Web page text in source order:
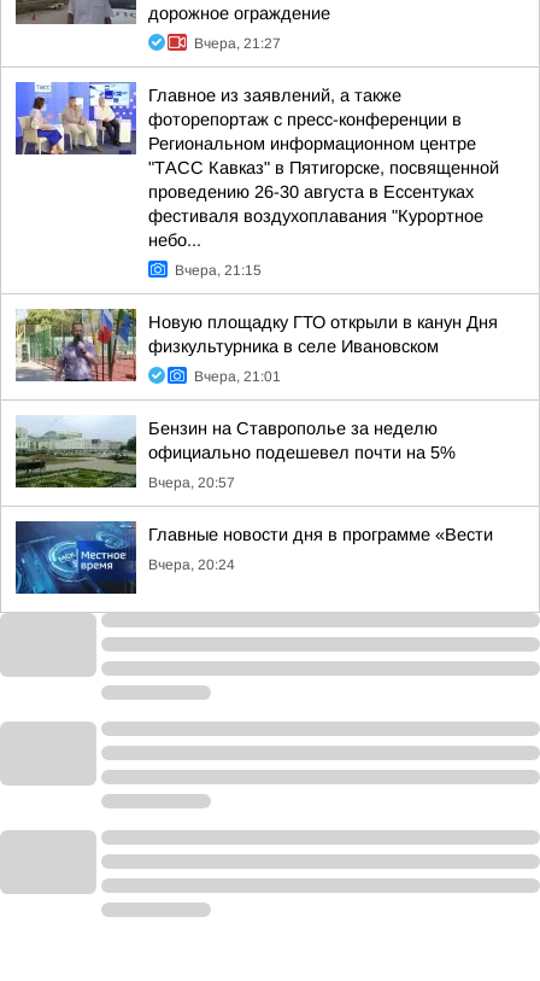
дорожное ограждение
Вчера, 21:27
Главное из заявлений, а также
фоторепортаж с пресс-конференции в
Региональном информационном центре
"ТАСС Кавказ" в Пятигорске, посвященной
проведению 26-30 августа в Ессентуках
фестиваля воздухоплавания "Курортное
небо...
Вчера, 21:15
Новую площадку ГТО открыли в канун Дня
физкультурника в селе Ивановском
Вчера, 21:01
Бензин на Ставрополье за неделю
официально подешевел почти на 5%
Вчера, 20:57
Главные новости дня в программе «Вести
Вчера, 20:24